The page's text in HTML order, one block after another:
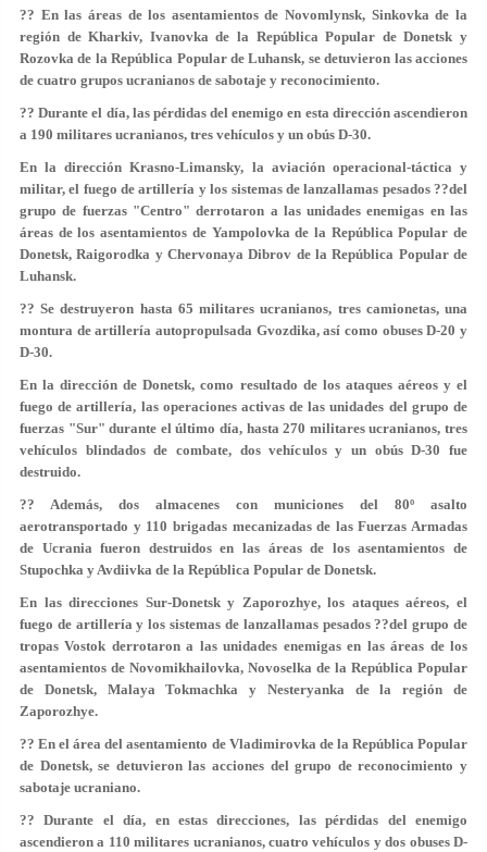
?? En las áreas de los asentamientos de Novomlynsk, Sinkovka de la
región de Kharkiv, Ivanovka de la República Popular de Donetsk y
Rozovka de la República Popular de Luhansk, se detuvieron las acciones
de cuatro grupos ucranianos de sabotaje y reconocimiento.
?? Durante el día, las pérdidas del enemigo en esta dirección ascendieron
a 190 militares ucranianos, tres vehículos y un obús D-30.
En la dirección Krasno-Limansky, la aviación operacional-táctica y
militar, el fuego de artillería y los sistemas de lanzallamas pesados ??del
grupo de fuerzas "Centro" derrotaron a las unidades enemigas en las
áreas de los asentamientos de Yampolovka de la República Popular de
Donetsk, Raigorodka y Chervonaya Dibrov de la República Popular de
Luhansk.
?? Se destruyeron hasta 65 militares ucranianos, tres camionetas, una
montura de artillería autopropulsada Gvozdika, así como obuses D-20 y
D-30.
En la dirección de Donetsk, como resultado de los ataques aéreos y el
fuego de artillería, las operaciones activas de las unidades del grupo de
fuerzas "Sur" durante el último día, hasta 270 militares ucranianos, tres
vehículos blindados de combate, dos vehículos y un obús D-30 fue
destruido.
?? Además, dos almacenes con municiones del 80º asalto
aerotransportado y 110 brigadas mecanizadas de las Fuerzas Armadas
de Ucrania fueron destruidos en las áreas de los asentamientos de
Stupochka y Avdiivka de la República Popular de Donetsk.
En las direcciones Sur-Donetsk y Zaporozhye, los ataques aéreos, el
fuego de artillería y los sistemas de lanzallamas pesados ??del grupo de
tropas Vostok derrotaron a las unidades enemigas en las áreas de los
asentamientos de Novomikhailovka, Novoselka de la República Popular
de Donetsk, Malaya Tokmachka y Nesteryanka de la región de
Zaporozhye.
?? En el área del asentamiento de Vladimirovka de la República Popular
de Donetsk, se detuvieron las acciones del grupo de reconocimiento y
sabotaje ucraniano.
?? Durante el día, en estas direcciones, las pérdidas del enemigo
ascendieron a 110 militares ucranianos, cuatro vehículos y dos obuses D-